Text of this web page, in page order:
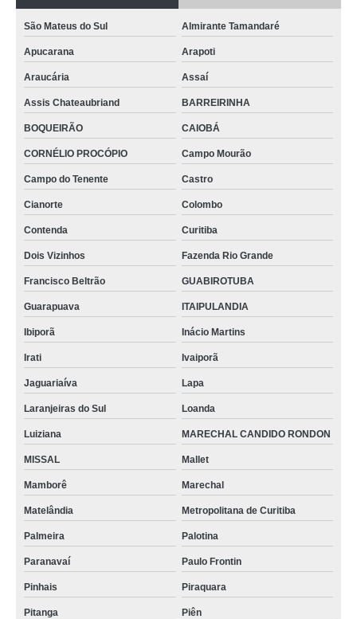
São Mateus do Sul Almirante Tamandaré
Apucarana Arapoti
Araucária Assaí
Assis Chateaubriand BARREIRINHA
BOQUEIRÃO CAIOBÁ
CORNÉLIO PROCÓPIO Campo Mourão
Campo do Tenente Castro
Cianorte Colombo
Contenda Curitiba
Dois Vizinhos Fazenda Rio Grande
Francisco Beltrão GUABIROTUBA
Guarapuava ITAIPULANDIA
Ibiporã Inácio Martins
Irati Ivaiporã
Jaguariaíva Lapa
Laranjeiras do Sul Loanda
Luiziana MARECHAL CANDIDO RONDON
MISSAL Mallet
Mamborê Marechal
Matelândia Metropolitana de Curitiba
Palmeira Palotina
Paranavaí Paulo Frontin
Pinhais Piraquara
Pitanga Piên